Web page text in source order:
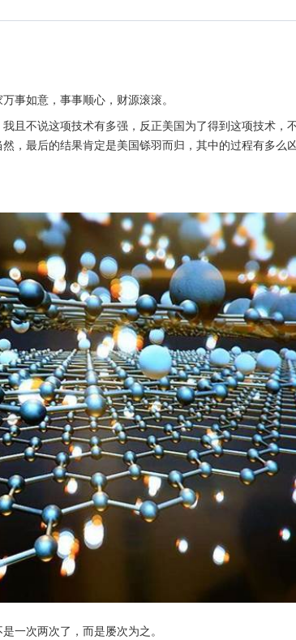
事如意，事事顺心，财源滚滚。
且不说这项技术有多强，反正美国为了得到这项技术，
，最后的结果肯定是美国铩羽而归，其中的过程有多么
一次两次了，而是屡次为之。